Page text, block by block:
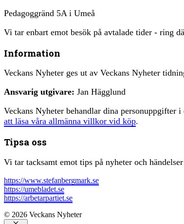
Pedagoggränd 5A i Umeå
Vi tar enbart emot besök på avtalade tider - ring
Information
Veckans Nyheter ges ut av Veckans Nyheter
Ansvarig utgivare: Jan Hägglund
Veckans Nyheter behandlar dina personuppgifter
att läsa våra allmänna villkor vid köp.
Tipsa oss
Vi tar tacksamt emot tips på nyheter och
https://www.stefanbergmark.se
https://umebladet.se
https://arbetarpartiet.se
© 2026 Veckans Nyheter